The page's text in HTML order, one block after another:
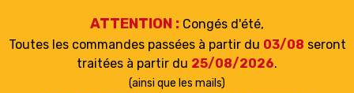
ATTENTION : Congés d'été,
Toutes les commandes passées à partir du 03/08 seront
traitées à partir du 25/08/2026.
(ainsi que les mails)